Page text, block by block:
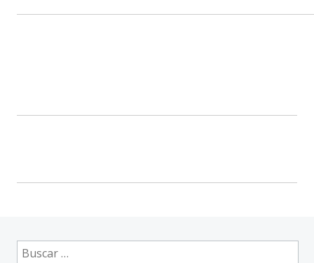
Buscar: